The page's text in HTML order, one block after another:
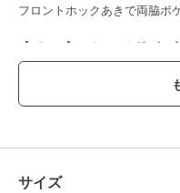
フロントホックあきで両脇ポ
【パンツ】はウエスト総ゴム
スタイルをすっきり見せてく
サイズ